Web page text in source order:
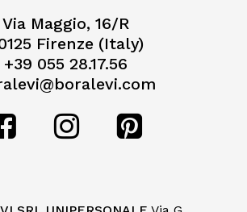
Via Maggio, 16/R
Firenze (Italy)
+39 055 28.17.56